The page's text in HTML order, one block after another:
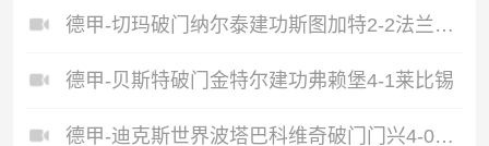
德甲-切玛破门纳尔泰建功斯图加特2-2法兰克福进欧冠
德甲-贝斯特破门金特尔建功弗赖堡4-1莱比锡
德甲-迪克斯世界波塔巴科维奇破门门兴4-0十人霍芬海姆